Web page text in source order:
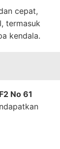
cepat,
termasuk
kendala.
No 61